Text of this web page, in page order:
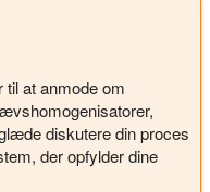
til at anmode om
diskutere din proces
der opfylder dine